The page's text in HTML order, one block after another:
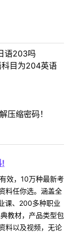
语203吗
目为204英语
压缩密码！
!
效，10万种最新考
料任你选。涵盖全
课、200多种职业
教材，产品类型包
料以及视频，无论